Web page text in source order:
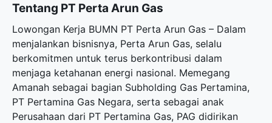
Tentang PT Perta Arun Gas
Lowongan Kerja BUMN PT Perta Arun Gas – Dalam
menjalankan bisnisnya, Perta Arun Gas, selalu
berkomitmen untuk terus berkontribusi dalam
menjaga ketahanan energi nasional. Memegang
Amanah sebagai bagian Subholding Gas Pertamina,
PT Pertamina Gas Negara, serta sebagai anak
Perusahaan dari PT Pertamina Gas, PAG didirikan